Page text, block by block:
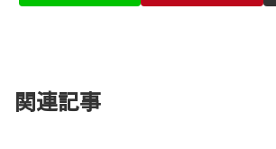
関連記事